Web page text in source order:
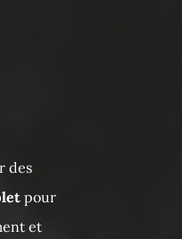
des
pour
et